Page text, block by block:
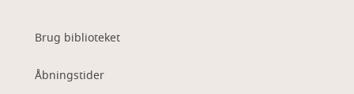
Brug biblioteket
Åbningstider